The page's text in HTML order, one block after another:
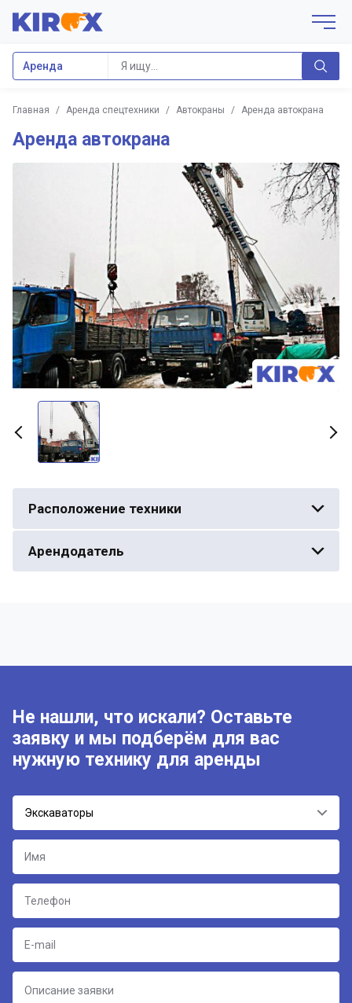
Аренда
Главная / Аренда спецтехники / Автокраны / Аренда автокрана
Аренда автокрана
Расположение техники
Арендодатель
Не нашли, что искали? Оставьте
заявку и мы подберём для вас
нужную технику для аренды
Экскаваторы